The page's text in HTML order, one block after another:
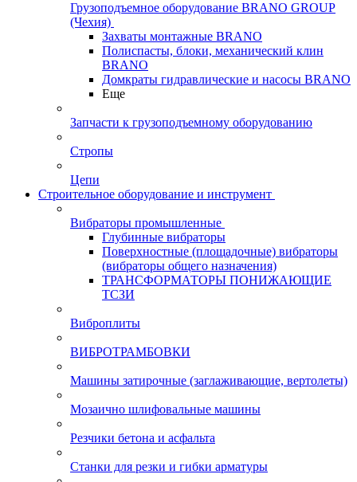
Грузоподъемное оборудование BRANO GROUP
(Чехия)
Захваты монтажные BRANO
Полиспасты, блоки, механический клин
BRANO
Домкраты гидравлические и насосы BRANO
Еще
Запчасти к грузоподъемному оборудованию
Стропы
Цепи
Строительное оборудование и инструмент
Вибраторы промышленные
Глубинные вибраторы
Поверхностные (площадочные) вибраторы
(вибраторы общего назначения)
ТРАНСФОРМАТОРЫ ПОНИЖАЮЩИЕ
ТСЗИ
Виброплиты
ВИБРОТРАМБОВКИ
Машины затирочные (заглаживающие, вертолеты)
Мозаично шлифовальные машины
Резчики бетона и асфальта
Станки для резки и гибки арматуры